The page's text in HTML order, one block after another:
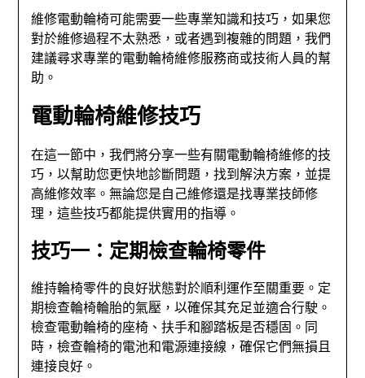
維修電動輪椅可能需要一些專業知識和技巧，如果您
對於維修過程不太熟悉，或者遇到複雜的問題，我們
建議尋求專業的電動輪椅維修服務商或技術人員的幫
助。
電動輪椅維修技巧
在這一節中，我們將分享一些有關電動輪椅維修的技
巧，以幫助您更快地診斷問題，找到解決方案，並提
高維修效率。無論您是自己維修還是找專業技師修
理，這些技巧都能提供實用的指導。
技巧一：定期檢查輪椅零件
維持輪椅零件的良好狀態對於順利運作至關重要。定
期檢查輪椅輪胎的氣壓，以確保其充足並適合行駛。
檢查電動輪椅的座椅、扶手和腳踏板是否穩固。同
時，檢查輪椅的電池和電源連接線，確保它們無損且
連接良好。